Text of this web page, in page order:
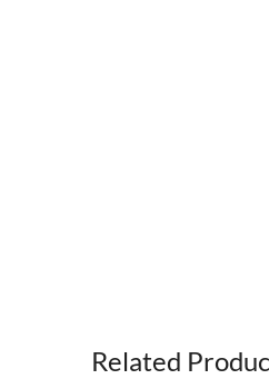
Related